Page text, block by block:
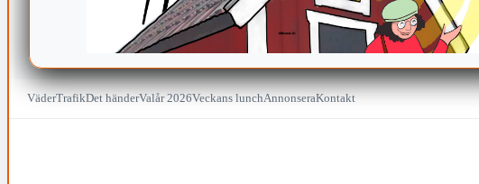
VäderTrafikDet händerValår 2026Veckans lunchAnnonseraKontakt